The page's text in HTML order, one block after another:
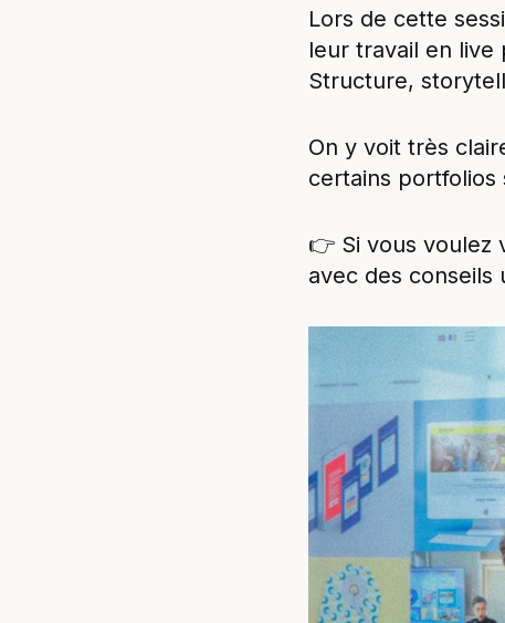
Lors de cette
leur travail en
Structure,
On y voit très
certains portfolios
👉 Si vous voulez
avec des